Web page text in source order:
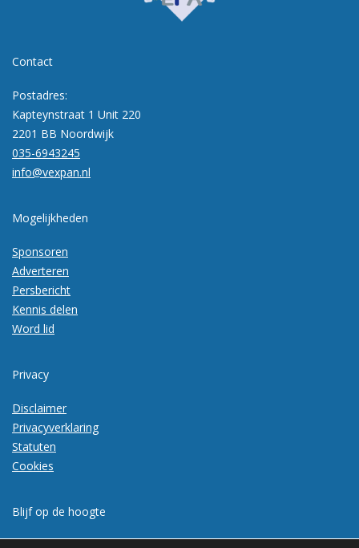
Contact
Postadres:
Kapteynstraat 1 Unit 220
2201 BB Noordwijk
035-6943245
info@vexpan.nl
Mogelijkheden
Sponsoren
Adverteren
Persbericht
Kennis delen
Word lid
Privacy
Disclaimer
Privacyverklaring
Statuten
Cookies
Blijf op de hoogte